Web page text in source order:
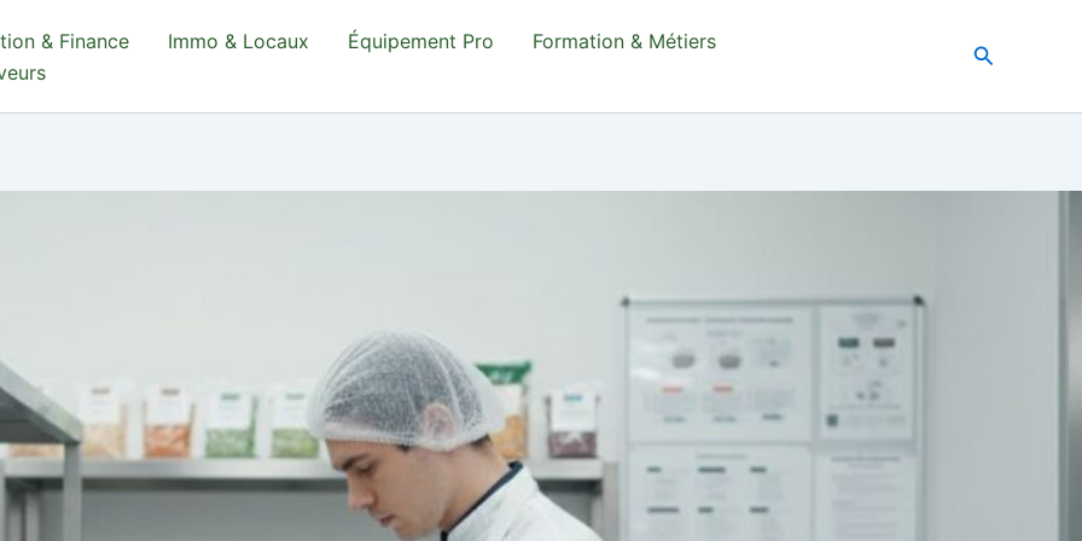
& Finance Immo & Locaux Équipement Pro
Formation & Métiers